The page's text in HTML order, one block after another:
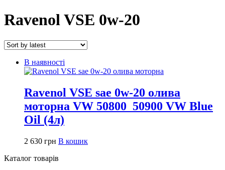
Ravenol VSE 0w-20
В наявності
Ravenol VSE sae 0w-20 олива
моторна VW 50800_50900 VW Blue
Oil (4л)
2 630 грн В кошик
Каталог товарів